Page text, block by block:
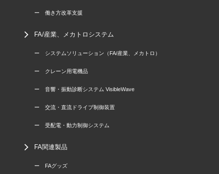
ー 働き方改革支援
FA/産業、メカトロシステム
ー システムソリューション（FA/産業、メカトロ）
ー クレーン用電機品
ー 音響・振動診断システム VisibleWave
ー 交流・直流ドライブ制御装置
ー 受配電・動力制御システム
FA関連製品
ー FAグッズ